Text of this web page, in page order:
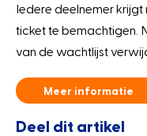
Iedere deelnemer
ticket te bemachtigen.
van de wachtlijst
Meer informatie
Deel dit artikel